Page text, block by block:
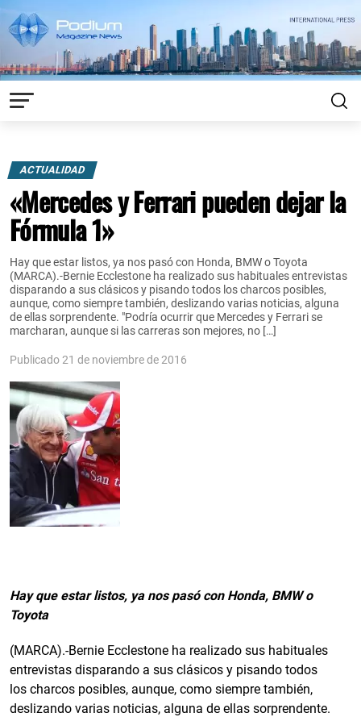
ACTUALIDAD
«Mercedes y Ferrari pueden dejar la
Fórmula 1»
Hay que estar listos, ya nos pasó con Honda, BMW o Toyota
(MARCA).-Bernie Ecclestone ha realizado sus habituales entrevistas
disparando a sus clásicos y pisando todos los charcos posibles,
aunque, como siempre también, deslizando varias noticias, alguna
de ellas sorprendente. "Podría ocurrir que Mercedes y Ferrari se
marcharan, aunque si las carreras son mejores, no […]
Publicado 21 de noviembre de 2016
Hay que estar listos, ya nos pasó con Honda, BMW o
Toyota
(MARCA).-Bernie Ecclestone ha realizado sus habituales
entrevistas disparando a sus clásicos y pisando todos
los charcos posibles, aunque, como siempre también,
deslizando varias noticias, alguna de ellas sorprendente.